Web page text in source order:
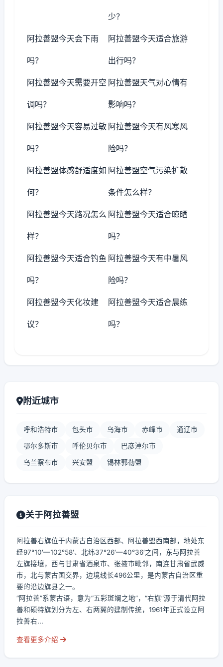
少？
阿拉善盟今天会下雨
吗？
阿拉善盟今天适合旅游
出行吗？
阿拉善盟今天需要开空
调吗？
阿拉善盟天气对心情有
影响吗？
阿拉善盟今天容易过敏
吗？
阿拉善盟今天有风寒风
险吗？
阿拉善盟体感舒适度如
何？
阿拉善盟空气污染扩散
条件怎么样？
阿拉善盟今天路况怎么
样？
阿拉善盟今天适合晾晒
吗？
阿拉善盟今天适合钓鱼
吗？
阿拉善盟今天有中暑风
险吗？
阿拉善盟今天化妆建
议？
阿拉善盟今天适合晨练
吗？
附近城市
呼和浩特市 包头市 乌海市 赤峰市 通辽市
鄂尔多斯市 呼伦贝尔市 巴彦淖尔市
乌兰察布市 兴安盟 锡林郭勒盟
关于阿拉善盟
阿拉善右旗位于内蒙古自治区西部、阿拉善盟西南部，地处东
经97°10′—102°58′、北纬37°26′—40°36′之间，东与阿拉善
左旗接壤，西与甘肃省酒泉市、张掖市毗邻，南连甘肃省武威
市，北与蒙古国交界，边境线长496公里，是内蒙古自治区重
要的沿边旗县之一。
“阿拉善”系蒙古语，意为“五彩斑斓之地”，“右旗”源于清代阿拉
善和硕特旗划分为左、右两翼的建制传统，1961年正式设立阿
拉善右...
查看更多介绍